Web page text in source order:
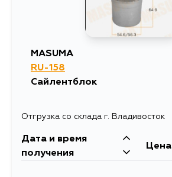
MASUMA
RU-158
Сайлентблок
Отгрузка со склада г. Владивосток
Дата и время
получения
Цена